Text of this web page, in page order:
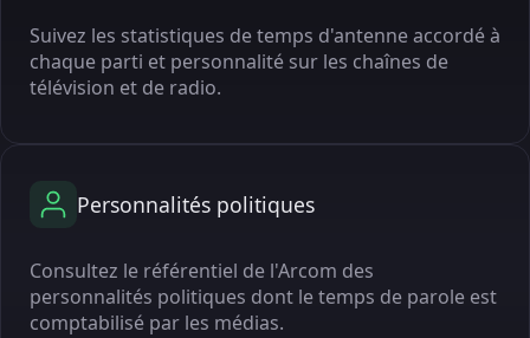
Suivez les statistiques de temps d'antenne accordé à
chaque parti et personnalité sur les chaînes de
télévision et de radio.
Personnalités politiques
Consultez le référentiel de l'Arcom des
personnalités politiques dont le temps de parole est
comptabilisé par les médias.